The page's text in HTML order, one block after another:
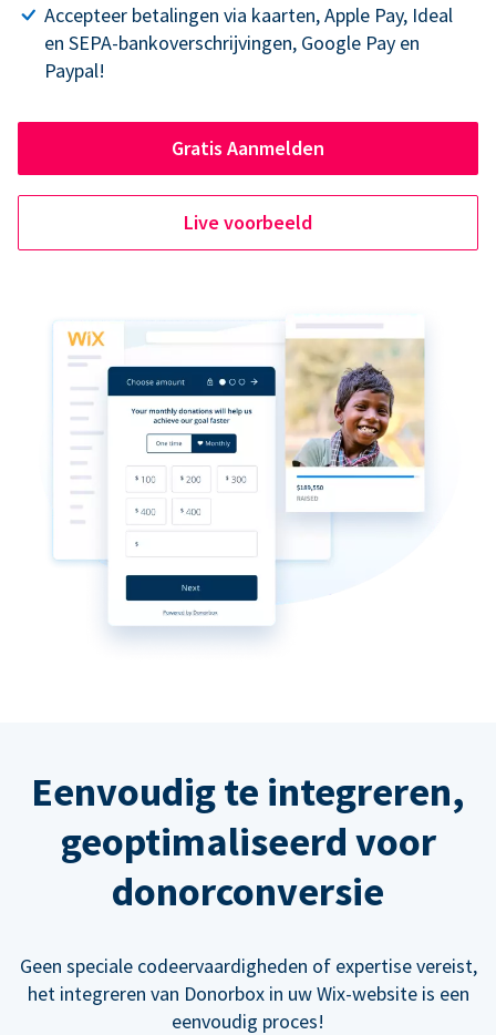
Accepteer betalingen via kaarten, Apple Pay, Ideal
en SEPA-bankoverschrijvingen, Google Pay en
Paypal!
Gratis Aanmelden
Live voorbeeld
Eenvoudig te integreren,
geoptimaliseerd voor
donorconversie
Geen speciale codeervaardigheden of expertise vereist,
het integreren van Donorbox in uw Wix-website is een
eenvoudig proces!